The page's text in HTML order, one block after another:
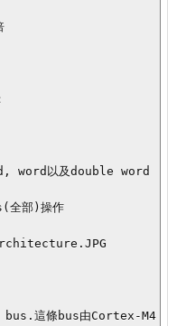
word以及double word
全部)操作
這條bus由Cortex-M4